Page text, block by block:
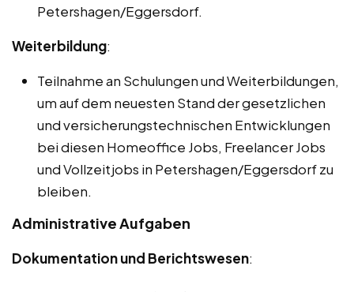
Petershagen/Eggersdorf.
Weiterbildung:
Teilnahme an Schulungen und Weiterbildungen,
um auf dem neuesten Stand der gesetzlichen
und versicherungstechnischen Entwicklungen
bei diesen Homeoffice Jobs, Freelancer Jobs
und Vollzeitjobs in Petershagen/Eggersdorf zu
bleiben.
Administrative Aufgaben
Dokumentation und Berichtswesen: